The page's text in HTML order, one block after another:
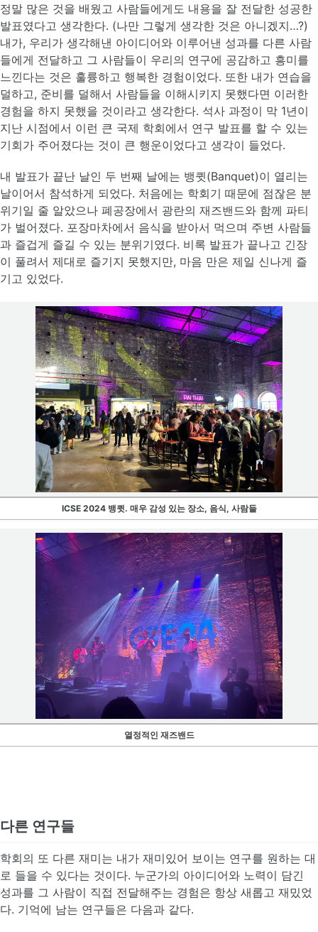
정말 많은 것을 배웠고 사람들에게도 내용을 잘 전달한 성공한
발표였다고 생각한다. (나만 그렇게 생각한 것은 아니겠지…?)
내가, 우리가 생각해낸 아이디어와 이루어낸 성과를 다른 사람
들에게 전달하고 그 사람들이 우리의 연구에 공감하고 흥미를
느낀다는 것은 훌륭하고 행복한 경험이었다. 또한 내가 연습을
덜하고, 준비를 덜해서 사람들을 이해시키지 못했다면 이러한
경험을 하지 못했을 것이라고 생각한다. 석사 과정이 막 1년이
지난 시점에서 이런 큰 국제 학회에서 연구 발표를 할 수 있는
기회가 주어졌다는 것이 큰 행운이었다고 생각이 들었다.
내 발표가 끝난 날인 두 번째 날에는 뱅큇(Banquet)이 열리는
날이어서 참석하게 되었다. 처음에는 학회기 때문에 점잖은 분
위기일 줄 알았으나 폐공장에서 광란의 재즈밴드와 함께 파티
가 벌어졌다. 포장마차에서 음식을 받아서 먹으며 주변 사람들
과 즐겁게 즐길 수 있는 분위기였다. 비록 발표가 끝나고 긴장
이 풀려서 제대로 즐기지 못했지만, 마음 만은 제일 신나게 즐
기고 있었다.
ICSE 2024 뱅큇. 매우 감성 있는 장소, 음식, 사람들
열정적인 재즈밴드
다른 연구들
학회의 또 다른 재미는 내가 재미있어 보이는 연구를 원하는 대
로 들을 수 있다는 것이다. 누군가의 아이디어와 노력이 담긴
성과를 그 사람이 직접 전달해주는 경험은 항상 새롭고 재밌었
다. 기억에 남는 연구들은 다음과 같다.